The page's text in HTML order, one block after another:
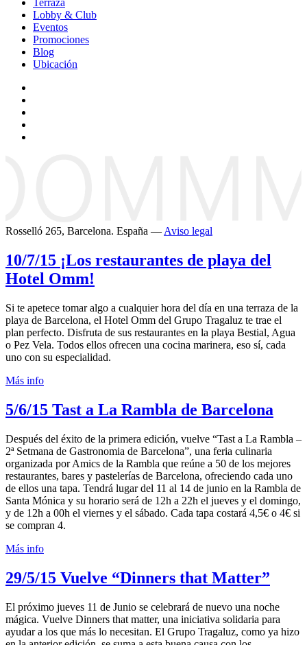
Terraza
Lobby & Club
Eventos
Promociones
Blog
Ubicación
Rosselló 265, Barcelona. España — Aviso legal
10/7/15 ¡Los restaurantes de playa del
Hotel Omm!
Si te apetece tomar algo a cualquier hora del día en una terraza de la
playa de Barcelona, el Hotel Omm del Grupo Tragaluz te trae el
plan perfecto. Disfruta de sus restaurantes en la playa Bestial, Agua
o Pez Vela. Todos ellos ofrecen una cocina marinera, eso sí, cada
uno con su especialidad.
Más info
5/6/15 Tast a La Rambla de Barcelona
Después del éxito de la primera edición, vuelve “Tast a La Rambla –
2ª Setmana de Gastronomia de Barcelona”, una feria culinaria
organizada por Amics de la Rambla que reúne a 50 de los mejores
restaurantes, bares y pastelerías de Barcelona, ofreciendo cada uno
de ellos una tapa. Tendrá lugar del 11 al 14 de junio en la Rambla de
Santa Mónica y su horario será de 12h a 22h el jueves y el domingo,
y de 12h a 00h el viernes y el sábado. Cada tapa costará 4,5€ o 4€ si
se compran 4.
Más info
29/5/15 Vuelve “Dinners that Matter”
El próximo jueves 11 de Junio se celebrará de nuevo una noche
mágica. Vuelve Dinners that matter, una iniciativa solidaria para
ayudar a los que más lo necesitan. El Grupo Tragaluz, como ya hizo